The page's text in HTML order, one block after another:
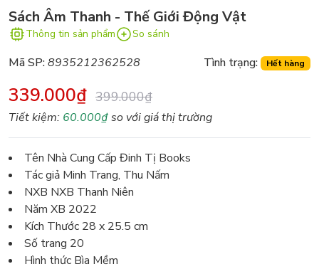
Sách Âm Thanh - Thế Giới Động Vật
Thông tin sản phẩm So sánh
Mã SP:8935212362528 Tình trạng: Hết hàng
339.000₫ 399.000₫
Tiết kiệm: 60.000₫so với giá thị trường
Tên Nhà Cung Cấp Đinh Tị Books
Tác giả Minh Trang, Thu Nấm
NXB NXB Thanh Niên
Năm XB 2022
Kích Thước 28 x 25.5 cm
Số trang 20
Hình thức Bìa Mềm